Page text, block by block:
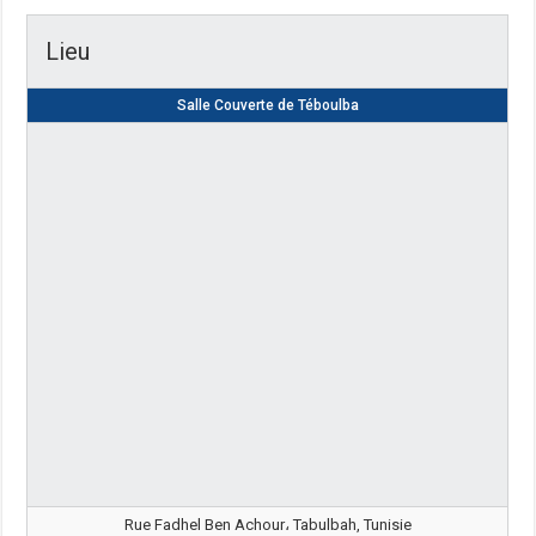
Lieu
Salle Couverte de Téboulba
Rue Fadhel Ben Achour، Tabulbah, Tunisie